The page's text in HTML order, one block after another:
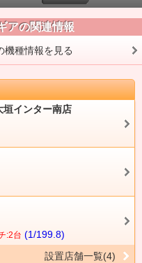
アの関連情報
機種情報を見る
垣インター南店
:2台 (1/199.8)
設置店舗一覧(4)